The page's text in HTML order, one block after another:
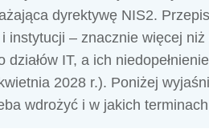
dyrektywę NIS2.
instytucji – znacznie więcej
IT, a ich
2028 r.). Poniżej
wdrożyć i w jakich